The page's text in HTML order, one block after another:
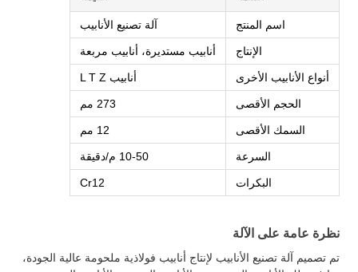
اسم المنتج آلة تصنيع الأنابيب
الإنتاج أنابيب مستديرة، أنابيب مربعة
أنواع الأنابيب الأخرى أنابيب L T Z
الحجم الأقصى 273 مم
السمك الأقصى 12 مم
السرعة 10-50 م/دقيقة
البكرات Cr12
نظرة عامة على الآلة
تم تصميم آلة تصنيع الأنابيب لإنتاج أنابيب فولاذية ملحومة عالية الجودة،